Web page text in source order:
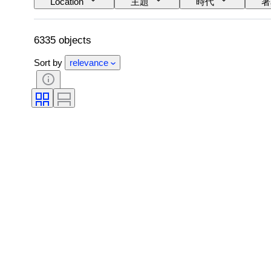
6335 objects
Sort by relevance